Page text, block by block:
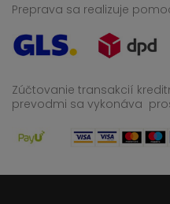
Preprava sa realizuje
Zúčtovanie transakcií
prevodmi sa vykonáva